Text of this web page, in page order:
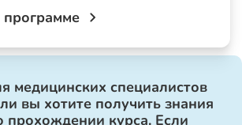
медицинских специалистов
вы хотите получить знания
прохождении курса. Если